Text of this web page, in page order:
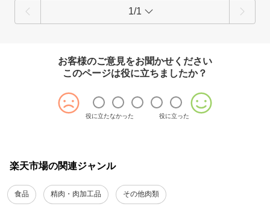
1/1
お客様のご意見をお聞かせください
このページは役に立ちましたか？
役に立たなかった 役に立った
楽天市場の関連ジャンル
食品 精肉・肉加工品 その他肉類